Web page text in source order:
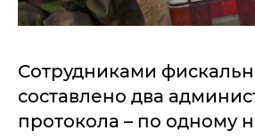
Сотрудниками
составлено два
протокола – по одному